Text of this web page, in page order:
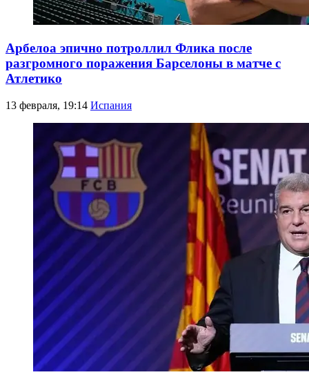
Арбелоа эпично потроллил Флика после
разгромного поражения Барселоны в матче с
Атлетико
13 февраля, 19:14 Испания